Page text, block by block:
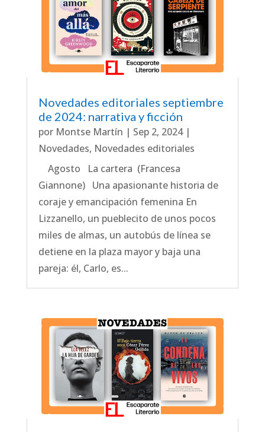
Novedades editoriales septiembre
de 2024: narrativa y ficción
por Montse Martín | Sep 2, 2024|
Novedades, Novedades editoriales
Agosto La cartera (Francesa
Giannone) Una apasionante historia de
coraje y emancipación femenina En
Lizzanello, un pueblecito de unos pocos
miles de almas, un autobús de línea se
detiene en la plaza mayor y baja una
pareja: él, Carlo, es...